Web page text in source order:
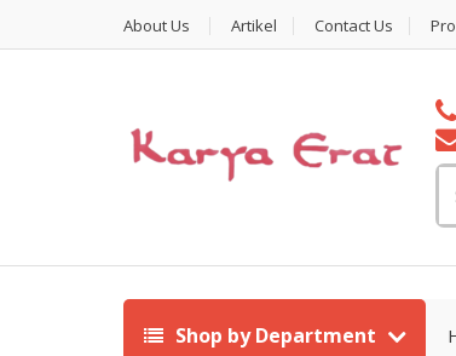
About Us Artikel Contact Us
Shop by Department